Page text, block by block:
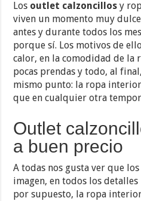
Los outlet calzoncillos y
viven un momento muy
antes y durante todos los
porque sí. Los motivos de
calor, en la comodidad de la
pocas prendas y todo, al
mismo punto: la ropa interior
que en cualquier otra
Outlet
a buen precio
A todas nos gusta ver que
imagen, en todos los
por supuesto, la ropa